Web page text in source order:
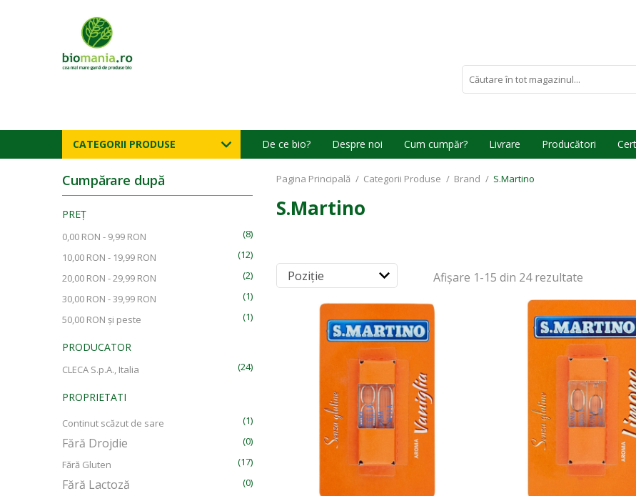
CATEGORII PRODUSE De ce bio? Despre noi Cum cumpăr? Livrare Producători
Cumpărare după
PREȚ
0,00 RON - 9,99 RON
(8)
10,00 RON - 19,99 RON
(12)
20,00 RON -29,99 RON
(2)
30,00 RON -39,99 RON
(1)
50,00 RON și peste (1)
PRODUCATOR
CLECA S.p.A., Italia (24)
PROPRIETATI
Continut scăzut de sare (1)
Fără Drojdie
(0)
Fără Gluten
(17)
Fără Lactoză (0)
Pagina Principală / Categorii Produse / Brand / S.Martino
S.Martino
Afișare 1-15 din 24rezultate